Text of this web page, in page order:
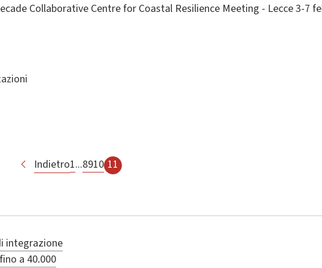
Collaborative Centre for Coastal Resilience Meeting - Lecce 3-7
Indietro1...8910 11
integrazione
a 40.000